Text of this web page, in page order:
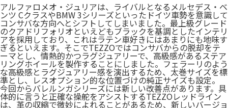
アルファロメオ・ジュリアは、ライバルとなるメルセデス・ベ
ンツ CクラスやBMW 3シリーズといったドイツ車勢を意識して
コンサバな方向へとシフトしてしまいました。最上級グレード
のクアドリフォリオといえどもブラックを基調としたインテリ
アを採用しており、これはラテン車好きにはあまりにも地味す
ぎるといえます。そこでTEZZOではコンサバからの脱却をテ
ーマとし、情熱的かつラグジュアリーで、高級感があるステア
リングホイールを製作することにしました。フェラーリのよう
な高級感とラグジュアリー感を演出するため、太巻サイズを標
準とし、レスオプション的な位置づけの純正サイズも設定。
今回からバレルンガシリーズには新しい改善点があります。具
体的に言うと正確な操舵をアシストするTEZZOレッドライン
は、革の収縮で微妙によれることがあるため、新しいバージョ